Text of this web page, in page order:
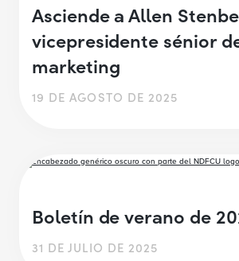
Asciende a Allen
vicepresidente sénior
marketing
19 DE AGOSTO DE 2025
Boletín de verano de
31 DE JULIO DE 2025